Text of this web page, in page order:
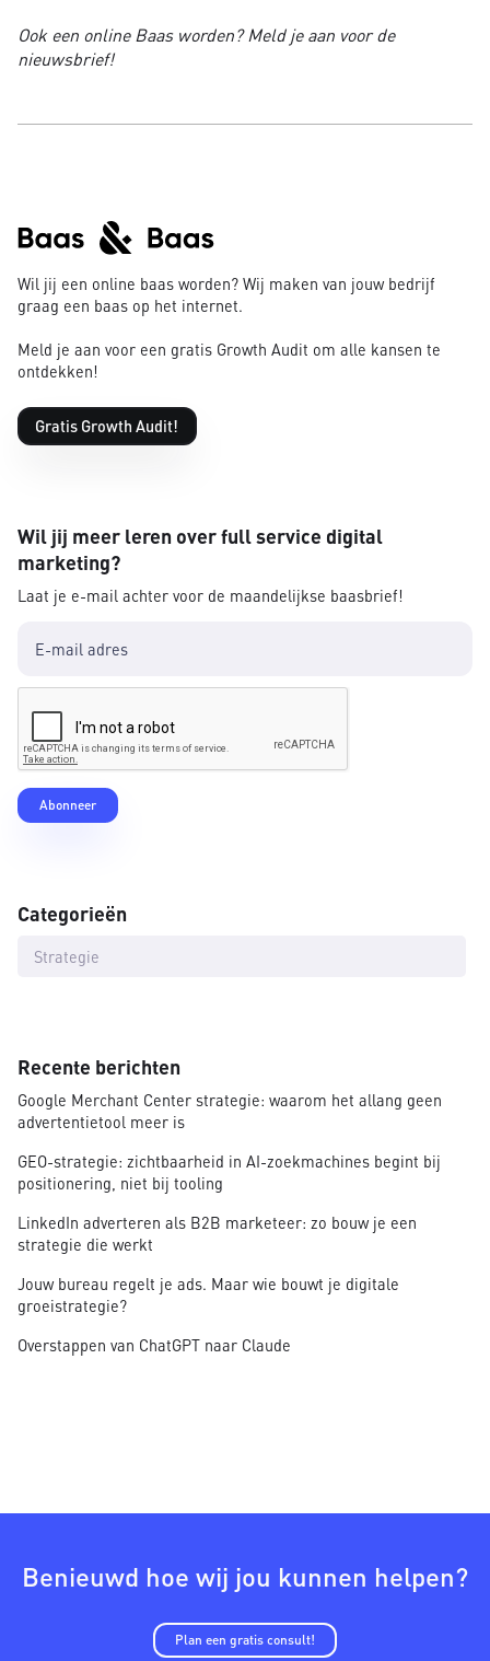
Ook een online Baas worden? Meld je aan voor de
nieuwsbrief!
Wil jij een online baas worden? Wij maken van jouw bedrijf
graag een baas op het internet.
Meld je aan voor een gratis Growth Audit om alle kansen te
ontdekken!
Gratis Growth Audit!
Wil jij meer leren over full service digital
marketing?
Laat je e-mail achter voor de maandelijkse baasbrief!
Categorieën
Strategie
Recente berichten
Google Merchant Center strategie: waarom het allang geen
advertentietool meer is
GEO-strategie: zichtbaarheid in AI-zoekmachines begint bij
positionering, niet bij tooling
LinkedIn adverteren als B2B marketeer: zo bouw je een
strategie die werkt
Jouw bureau regelt je ads. Maar wie bouwt je digitale
groeistrategie?
Overstappen van ChatGPT naar Claude
Benieuwd hoe wij jou kunnen helpen?
Plan een gratis consult!